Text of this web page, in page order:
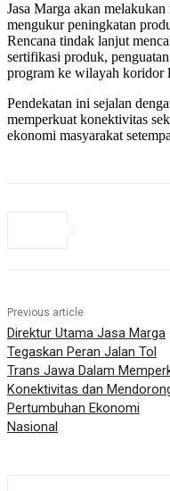
Jasa Marga akan
mengukur peningkatan
Rencana tindak lanjut
sertifikasi produk,
program ke wilayah koridor
Pendekatan ini sejalan
memperkuat konektivitas
ekonomi masyarakat
Previous article
Direktur Utama Jasa Marga
Tegaskan Peran Jalan Tol
Trans Jawa Dalam
Konektivitas dan
Pertumbuhan Ekonomi
Nasional